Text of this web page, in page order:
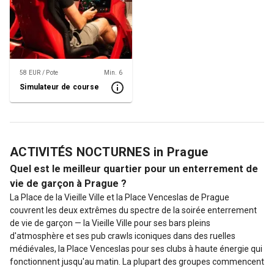
58 EUR / Pote Min. 6
Simulateur de course
ACTIVITÉS NOCTURNES in Prague
Quel est le meilleur quartier pour un enterrement de
vie de garçon à Prague ?
La Place de la Vieille Ville et la Place Venceslas de Prague
couvrent les deux extrêmes du spectre de la soirée enterrement
de vie de garçon — la Vieille Ville pour ses bars pleins
d'atmosphère et ses pub crawls iconiques dans des ruelles
médiévales, la Place Venceslas pour ses clubs à haute énergie qui
fonctionnent jusqu'au matin. La plupart des groupes commencent